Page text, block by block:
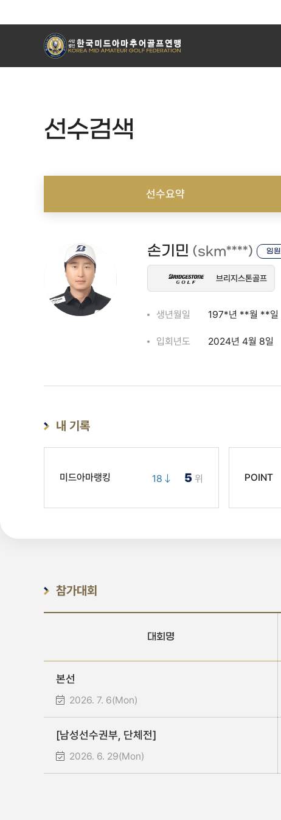
선수검색
선수요약
손기민 (skm****) 임원
브리지스톤골프
생년월일 197*년 **월 **일
입회년도 2024년 4월 8일
내 기록
미드아마랭킹 18 5 위 POINT
참가대회
대회명
본선
2026. 7. 6(Mon)
[남성선수권부, 단체전]
2026. 6. 29(Mon)